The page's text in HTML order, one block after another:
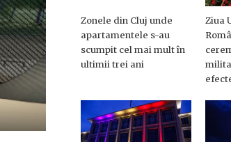
Zonele din Cluj unde
apartamentele s-au
scumpit cel mai mult în
ultimii trei ani
Ziua